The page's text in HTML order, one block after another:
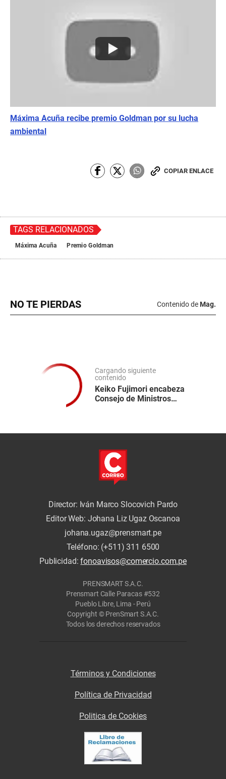
Máxima Acuña recibe premio Goldman por su lucha
ambiental
COPIAR ENLACE
TAGS RELACIONADOS
Máxima Acuña Premio Goldman
NO TE PIERDAS Contenido de Mag.
Cargando siguiente
contenido
Keiko Fujimori encabeza
Consejo de Ministros
Director: Iván Marco Slocovich Pardo
Editor Web: Johana Liz Ugaz Oscanoa
johana.ugaz@prensmart.pe
Teléfono: (+511) 311 6500
Publicidad:fonoavisos@comercio.com.pe
PRENSMART S.A.C.
Prensmart Calle Paracas #532
Pueblo Libre, Lima - Perú
Copyright © PrenSmart S.A.C.
Todos los derechos reservados
Términos y Condiciones
Política de Privacidad
Politica de Cookies